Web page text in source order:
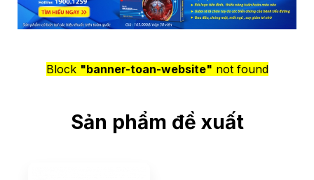
Block "banner-toan-website" not found
Sản phẩm đề xuất